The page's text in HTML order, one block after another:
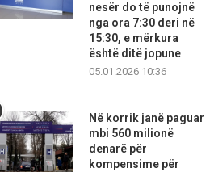
nesër do të punojnë
nga ora 7:30 deri në
15:30, e mërkura
është ditë jopune
05.01.2026 10:36
Në korrik janë paguar
mbi 560 milionë
denarë për
kompensime për